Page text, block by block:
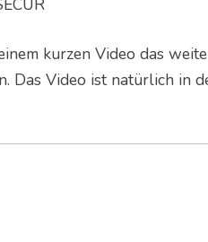
kurzen Video das
Das Video ist natürlich in